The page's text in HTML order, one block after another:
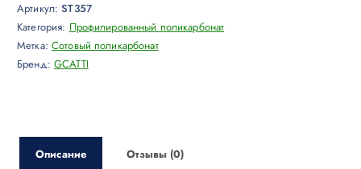
Артикул:ST357
Категория: Профилированный поликарбонат
Метка:Сотовый поликарбонат
Бренд:GCATTI
Описание Отзывы (0)